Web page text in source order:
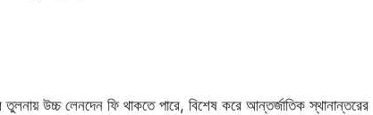
তুলনায় উচ্চ লেনদেন ফি থাকতে পারে, বিশেষ করে আন্তর্জাতিক স্থানান্তরের